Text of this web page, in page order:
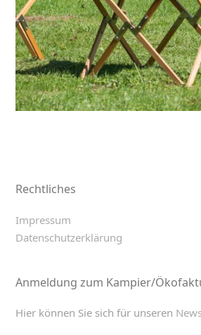
Rechtliches
Impressum
Datenschutzerklärung
Anmeldung zum Kampier/
Hier können Sie sich für unseren